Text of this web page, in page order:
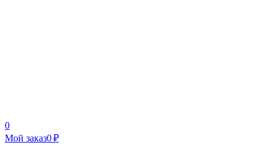
0
Мой заказ0 ₽